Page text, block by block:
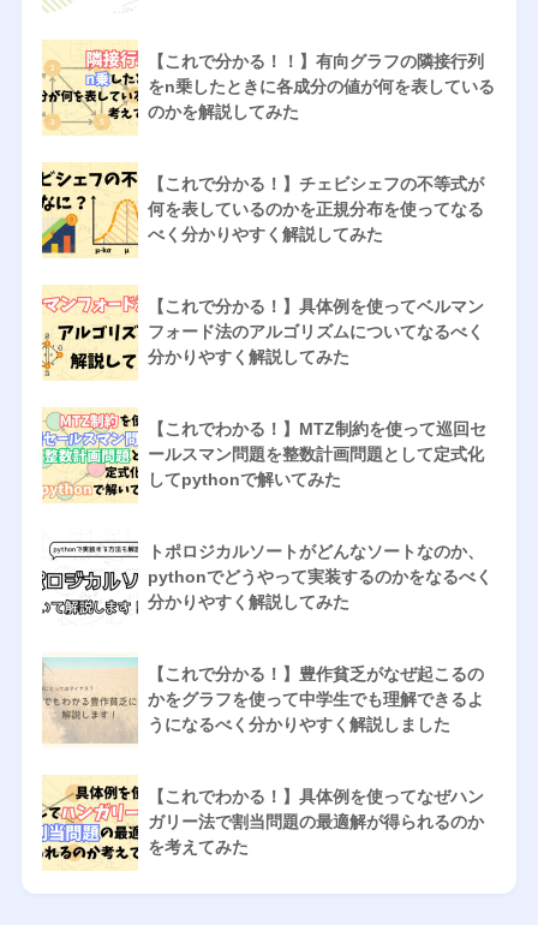
【これで分かる！！】有向グラフの隣接行列
をn乗したときに各成分の値が何を表している
のかを解説してみた
【これで分かる！】チェビシェフの不等式が
何を表しているのかを正規分布を使ってなる
べく分かりやすく解説してみた
【これで分かる！】具体例を使ってベルマン
フォード法のアルゴリズムについてなるべく
分かりやすく解説してみた
【これでわかる！】MTZ制約を使って巡回セ
ールスマン問題を整数計画問題として定式化
してpythonで解いてみた
トポロジカルソートがどんなソートなのか、
pythonでどうやって実装するのかをなるべく
分かりやすく解説してみた
【これで分かる！】豊作貧乏がなぜ起こるの
かをグラフを使って中学生でも理解できるよ
うになるべく分かりやすく解説しました
【これでわかる！】具体例を使ってなぜハン
ガリー法で割当問題の最適解が得られるのか
を考えてみた